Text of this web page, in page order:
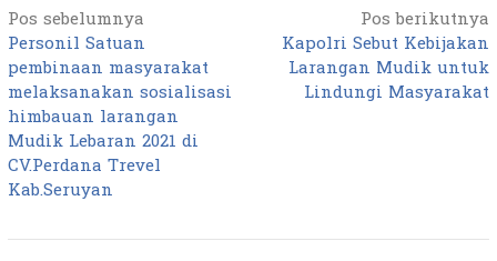
Navigasi
pos
Pos sebelumnya
Personil Satuan
pembinaan masyarakat
melaksanakan sosialisasi
himbauan larangan
Mudik Lebaran 2021 di
CV.Perdana Trevel
Kab.Seruyan
Pos berikutnya
Kapolri Sebut Kebijakan
Larangan Mudik untuk
Lindungi Masyarakat